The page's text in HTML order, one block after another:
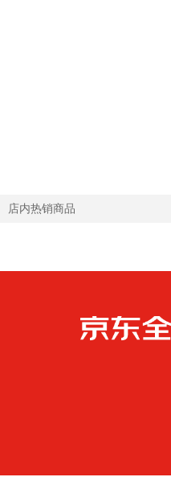
店内热销商品